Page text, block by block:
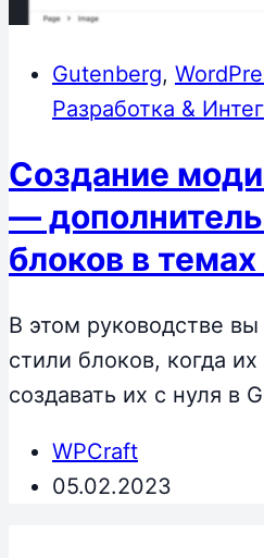
Gutenberg,
Разработка &
Создание
—
блоков в
В этом руководстве вы
стили блоков, когда
создавать их с нуля в
WPCraft
05.02.2023